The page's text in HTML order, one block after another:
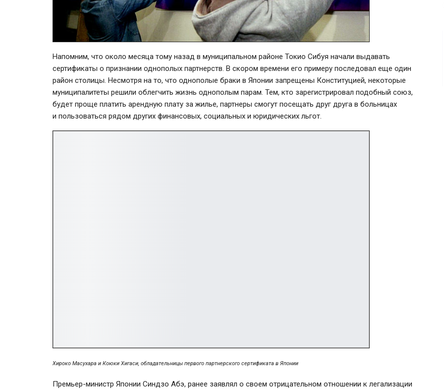
Напомним, что около месяца тому назад в муниципальном районе Токио Сибуя начали выдавать
сертификаты о признании однополых партнерств. В скором времени его примеру последовал еще один
район столицы. Несмотря на то, что однополые браки в Японии запрещены Конституцией, некоторые
муниципалитеты решили облегчить жизнь однополым парам. Тем, кто зарегистрировал подобный союз,
будет проще платить арендную плату за жилье, партнеры смогут посещать друг друга в больницах
и пользоваться рядом других финансовых, социальных и юридических льгот.
Хироко Масухара и Коюки Хигаси, обладательницы первого партнерского сертификата в Японии
Премьер-министр Японии Синдзо Абэ, ранее заявлял о своем отрицательном отношении к легализации